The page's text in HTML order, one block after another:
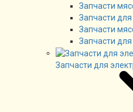
Запчасти
Запчасти для
Запчасти
Запчасти
Запчасти для